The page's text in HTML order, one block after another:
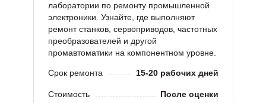
лаборатории по ремонту промышленной
электроники. Узнайте, где выполняют
ремонт станков, сервоприводов, частотных
преобразователей и другой
промавтоматики на компонентном уровне.
Срок ремонта 15-20 рабочих дней
Стоимость После оценки